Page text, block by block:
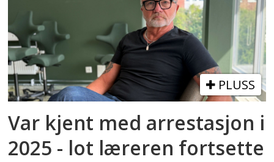
PLUSS
Var kjent med arrestasjon i
2025 - lot læreren fortsette